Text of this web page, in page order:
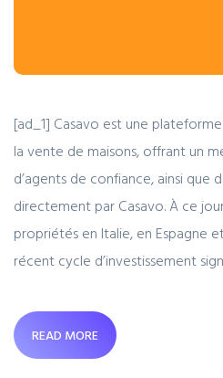
[ad_1] Casavo est une
la vente de maisons, offrant un
d’agents de confiance, ainsi que
directement par Casavo. À ce
propriétés en Italie, en Espagne
récent cycle d’investissement
READ MORE